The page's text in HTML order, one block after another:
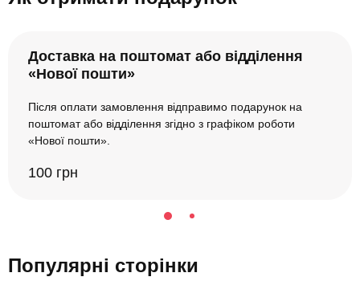
Доставка на поштомат або відділення
«Нової пошти»
Після оплати замовлення відправимо подарунок на
поштомат або відділення згідно з графіком роботи
«Нової пошти».
100 грн
Популярні сторінки